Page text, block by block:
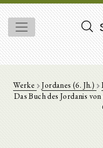
Werke Jordanes (6. Jh.)
Das Buch des Jordanis